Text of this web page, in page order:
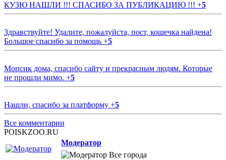
КУЗЮ НАШЛИ !!! СПАСИБО ЗА ПУБЛИКАЦИЮ !!! +5
Здравствуйте! Удалите, пожалуйста, пост, кошечка найдена!
Большое спасибо за помощь +5
Мопсик дома, спасибо сайту и прекрасным людям. Которые
не прошли мимо. +5
Нашли, спасибо за платформу +5
Все комментарии
POISKZOO.RU
Модератор
Все города